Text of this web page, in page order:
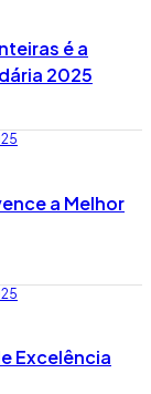
é a
2025
a Melhor
Excelência